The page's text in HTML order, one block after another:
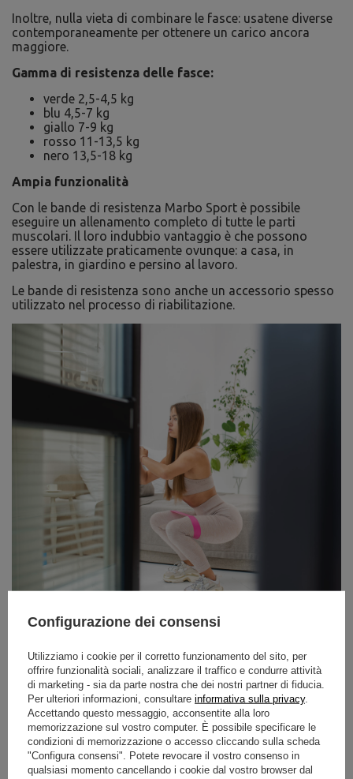
Inoltre, nulla vieta di combinare le fasce: usatene diverse
contemporaneamente per ottenere un carico ancora
maggiore.
Gamma di resistenza delle fasce:
verde 2,5-4,5 kg
blu 4,5-7 kg
giallo 7-9 kg
rosso 11-13,5 kg
nero 13,5-18 kg
Ampia funzionalità
Con le bande di resistenza Marbo Sport è possibile
eseguire un allenamento completo di tutte le parti
muscolari. Il loro indubbio vantaggio è che possono
essere utilizzate praticamente ovunque: a casa, in
palestra, in giardino e persino al lavoro.
Le bande di resistenza sono anche un accessorio spesso
utilizzato nel processo di riabilitazione.
Configurazione dei consensi
Utilizziamo i cookie per il corretto funzionamento del sito, per
offrire funzionalità sociali, analizzare il traffico e condurre attività
di marketing - sia da parte nostra che dei nostri partner di fiducia.
Per ulteriori informazioni, consultare informativa sulla privacy.
Accettando questo messaggio, acconsentite alla loro
memorizzazione sul vostro computer. È possibile specificare le
condizioni di memorizzazione o accesso cliccando sulla scheda
"Configura consensi". Potete revocare il vostro consenso in
qualsiasi momento cancellando i cookie dal vostro browser dal